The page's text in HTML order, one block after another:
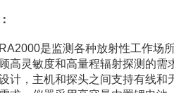
是监测各种放射性工作场所
高灵敏度和高量程辐射探测的需
计，主机和探头之间支持有线和